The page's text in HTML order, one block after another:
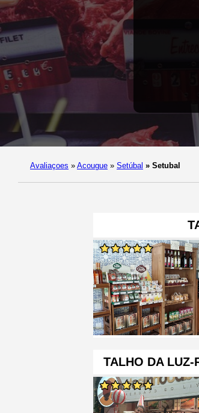
Avaliaçoes » Acougue » Setúbal » Setubal
TALHO DA